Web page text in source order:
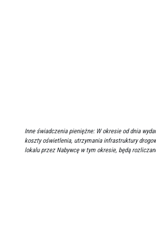
Inne świadczenia pieniężne: W okresie od dnia
koszty oświetlenia, utrzymania infrastruktury
lokalu przez Nabywcę w tym okresie, będą